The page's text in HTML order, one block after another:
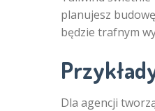
planujesz
będzie trafnym
Dla agencji